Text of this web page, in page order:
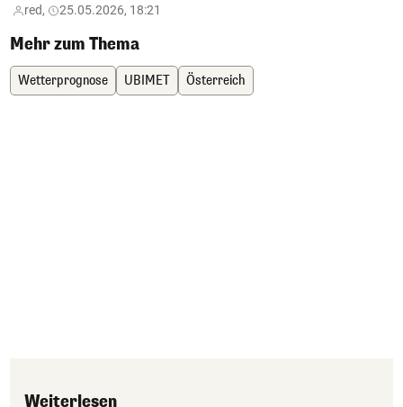
red, 25.05.2026, 18:21
Mehr zum Thema
Wetterprognose UBIMET Österreich
Weiterlesen